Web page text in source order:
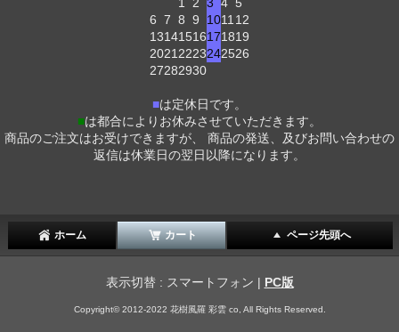
6 7 8 9 1011 12
13141516171819
2021 2223242526
27282930
■は定休日です。
■は都合によりお休みさせていただきます。
商品のご注文はお受けできますが、 商品の発送、及びお問い合わせの
返信は休業日の翌日以降になります。
ホーム カート ページ先頭へ
表示切替 : スマートフォン | PC版
Copyright© 2012-2022 花樹風羅 彩雲 co, All Rights Reserved.